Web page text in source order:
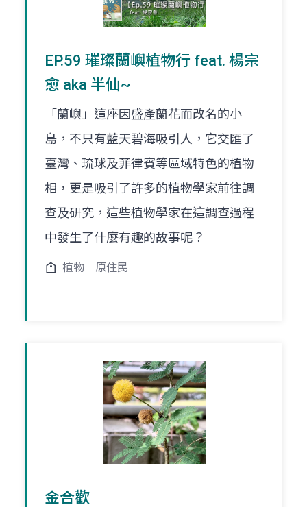
EP.59 璀璨蘭嶼植物行 feat. 楊宗
愈 aka 半仙~
「蘭嶼」這座因盛產蘭花而改名的小
島，不只有藍天碧海吸引人，它交匯了
臺灣、琉球及菲律賓等區域特色的植物
相，更是吸引了許多的植物學家前往調
查及研究，這些植物學家在這調查過程
中發生了什麼有趣的故事呢？
植物 原住民
金合歡